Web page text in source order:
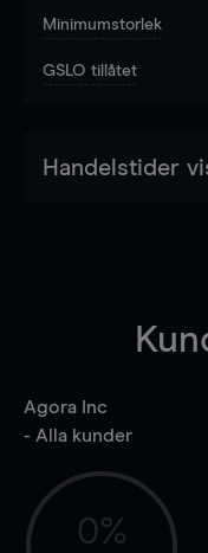
Minimumstorlek
GSLO tillåtet
Handelstider
Agora Inc
- Alla kunder
0%